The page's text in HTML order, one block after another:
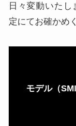
日々変動いた
定にてお確かめ
モデル（